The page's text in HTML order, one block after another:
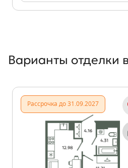
Варианты отделки
Рассрочка до 31.09.2027
Объект месяца